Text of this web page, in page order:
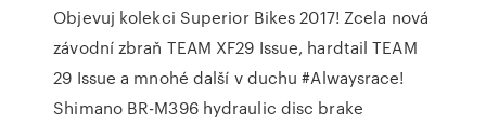
Objevuj kolekci Superior Bikes 2017! Zcela nová
závodní zbraň TEAM XF29 Issue, hardtail TEAM
29 Issue a mnohé další v duchu #Alwaysrace!
Shimano BR-M396 hydraulic disc brake